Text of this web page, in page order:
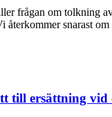
frågan om tolkning
snarast
till ersättning